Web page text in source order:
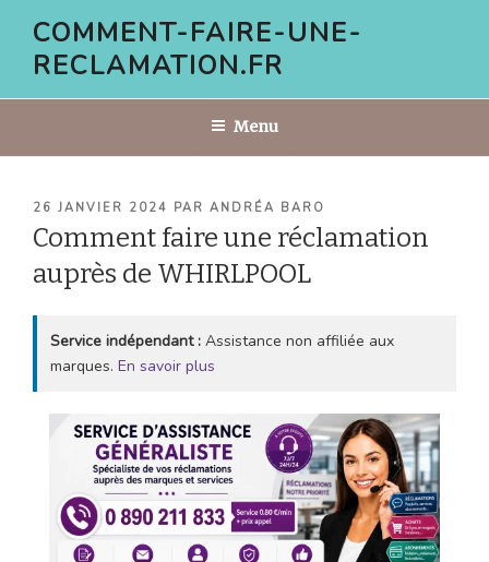
contenu
COMMENT-FAIRE-UNE-
RECLAMATION.FR
Menu
PUBLIÉ
LE
26 JANVIER 2024 PAR ANDRÉA BARO
Comment faire une réclamation
auprès de WHIRLPOOL
Service indépendant : Assistance non affiliée aux
marques. En savoir plus